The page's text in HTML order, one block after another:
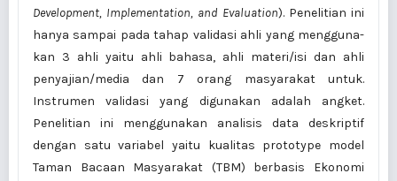
Development, Implementation, and Evaluation). Penelitian ini
hanya sampai pada tahap validasi ahli yang mengguna-
kan 3 ahli yaitu ahli bahasa, ahli materi/isi dan ahli
penyajian/media dan 7 orang masyarakat untuk.
Instrumen validasi yang digunakan adalah angket.
Penelitian ini menggunakan analisis data deskriptif
dengan satu variabel yaitu kualitas prototype model
Taman Bacaan Masyarakat (TBM) berbasis Ekonomi